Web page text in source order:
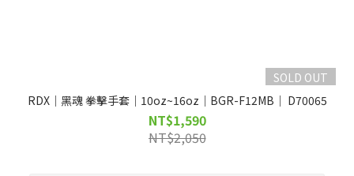
SOLD OUT
RDX｜黑魂 拳擊手套｜10oz~16oz｜BGR-F12MB｜ D70065
NT$1,590
NT$2,050